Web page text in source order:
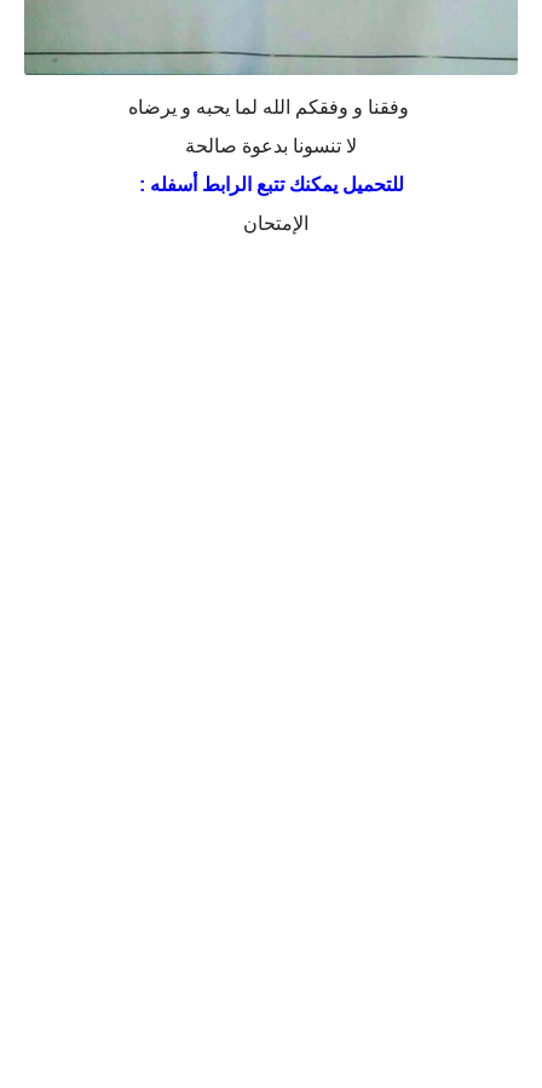
وفقنا و وفقكم الله لما يحبه و يرضاه
لا تنسونا بدعوة صالحة
للتحميل يمكنك تتبع الرابط أسفله :
الإمتحان